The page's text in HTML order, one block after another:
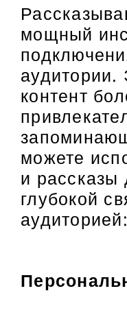
мощный
контент
можете
и рассказы
глубокой
аудиторией: